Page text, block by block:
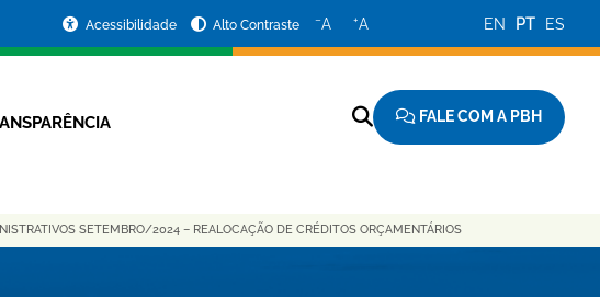
Acessibilidade Alto Contraste −A +A EN PT ES
FALE COM A PBH
SETEMBRO/2024 – REALOCAÇÃO DE CRÉDITOS ORÇAMENTÁRIOS